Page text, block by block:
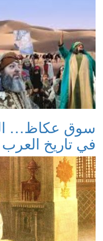
سوق عكاظ…
في تاريخ العرب 1\2